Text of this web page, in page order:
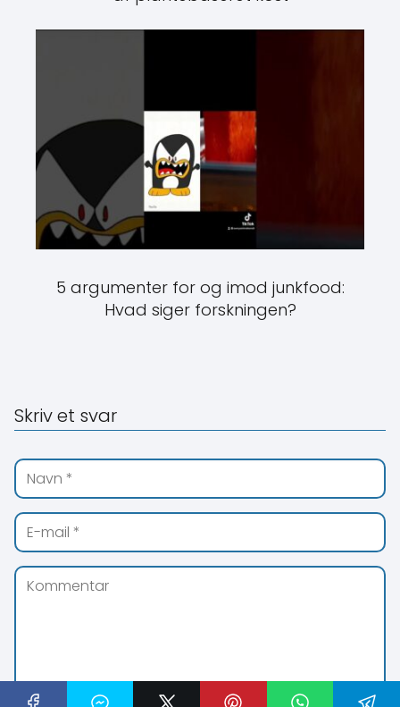
5 argumenter for og imod junkfood:
Hvad siger forskningen?
Skriv et svar